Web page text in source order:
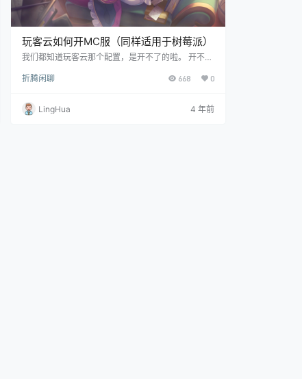
玩客云如何开MC服（同样适用于树莓派）
我们都知道玩客云那个配置，是开不了的啦。 开不来
先呢你玩客云得刷Armbian 也就是一个Liunx的发
以刷5.9.。5.88比较兼容，不过内核版本低 5.9内核版
本高。网口也是千兆的 5.88网口应该不是千兆的 首
折腾闲聊 668 0
LingHua 4 年前